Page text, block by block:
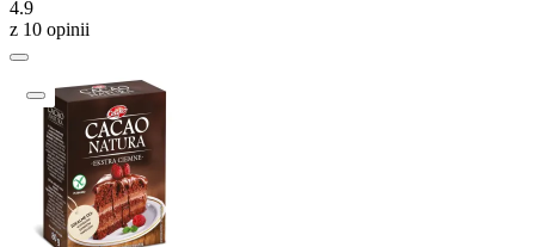
4.9
z 10 opinii